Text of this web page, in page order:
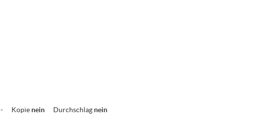
- Kopie nein Durchschlag nein